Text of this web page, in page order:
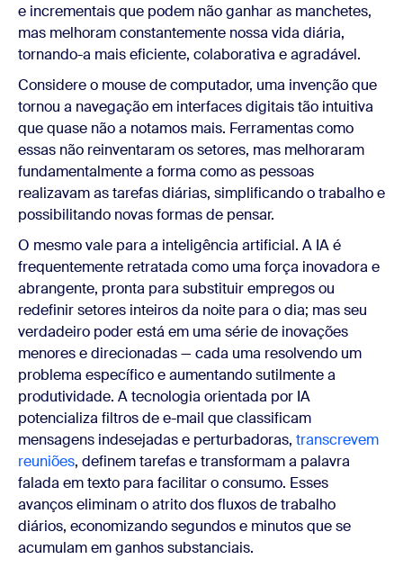
e incrementais que podem não ganhar as manchetes,
mas melhoram constantemente nossa vida diária,
tornando-a mais eficiente, colaborativa e agradável.
Considere o mouse de computador, uma invenção que
tornou a navegação em interfaces digitais tão intuitiva
que quase não a notamos mais. Ferramentas como
essas não reinventaram os setores, mas melhoraram
fundamentalmente a forma como as pessoas
realizavam as tarefas diárias, simplificando o trabalho e
possibilitando novas formas de pensar.
O mesmo vale para a inteligência artificial. A IA é
frequentemente retratada como uma força inovadora e
abrangente, pronta para substituir empregos ou
redefinir setores inteiros da noite para o dia; mas seu
verdadeiro poder está em uma série de inovações
menores e direcionadas — cada uma resolvendo um
problema específico e aumentando sutilmente a
produtividade. A tecnologia orientada por IA
potencializa filtros de e-mail que classificam
mensagens indesejadas e perturbadoras, transcrevem
reuniões, definem tarefas e transformam a palavra
falada em texto para facilitar o consumo. Esses
avanços eliminam o atrito dos fluxos de trabalho
diários, economizando segundos e minutos que se
acumulam em ganhos substanciais.